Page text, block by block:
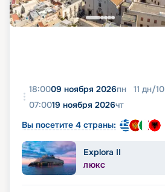
18:0009 ноября 2026пн 11 дн/10
07:0019 ноября 2026чт
Вы посетите 4 страны:
Explora II
ЛЮКС